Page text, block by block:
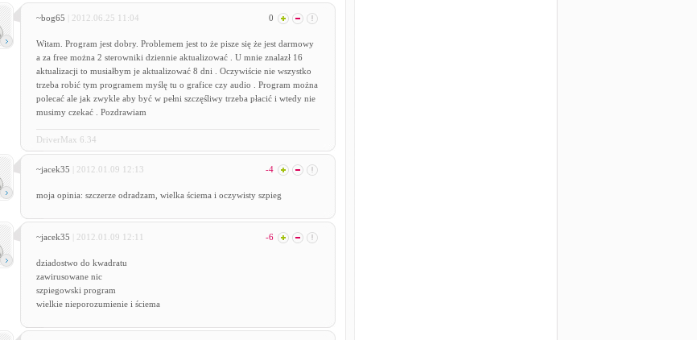
~bog65 | 2012.06.25 11:04 0
Witam. Program jest dobry. Problemem jest to że pisze się że jest darmowy
a za free można 2 sterowniki dziennie aktualizować . U mnie znalazł 16
aktualizacji to musiałbym je aktualizować 8 dni . Oczywiście nie wszystko
trzeba robić tym programem myślę tu o grafice czy audio . Program można
polecać ale jak zwykle aby być w pełni szczęśliwy trzeba płacić i wtedy nie
musimy czekać . Pozdrawiam
DriverMax 6.34
~jacek35 | 2012.01.09 12:13 -4
moja opinia: szczerze odradzam, wielka ściema i oczywisty szpieg
~jacek35 | 2012.01.09 12:11 -6
dziadostwo do kwadratu
zawirusowane nic
szpiegowski program
wielkie nieporozumienie i ściema